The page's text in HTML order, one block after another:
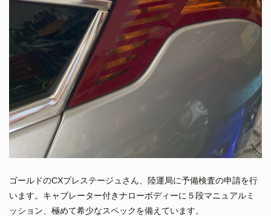
ゴールドのCXプレステージュさん、陸運局に予備検査の申請を行
います。キャブレーター付きナローボディーに５段マニュアルミ
ッション、極めて希少なスペックを備えています。